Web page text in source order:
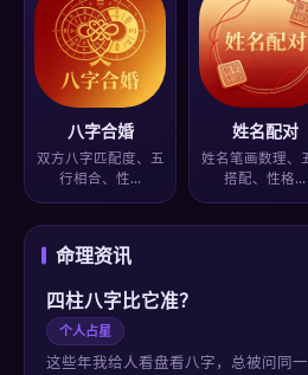
八字合婚
双方八字匹配度、五
行相合、性…
姓名配对
姓名笔画数理、
搭配、性格…
命理资讯
四柱八字比它准？
个人占星
这些年我给人看盘看八字，总被问同